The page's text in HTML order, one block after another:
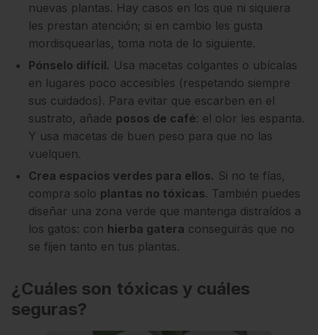
nuevas plantas. Hay casos en los que ni siquiera
les prestan atención; si en cambio les gusta
mordisquearlas, toma nota de lo siguiente.
Pónselo difícil. Usa macetas colgantes o ubícalas
en lugares poco accesibles (respetando siempre
sus cuidados). Para evitar que escarben en el
sustrato, añade posos de café: el olor les espanta.
Y usa macetas de buen peso para que no las
vuelquen.
Crea espacios verdes para ellos. Si no te fías,
compra solo plantas no tóxicas. También puedes
diseñar una zona verde que mantenga distraídos a
los gatos: con hierba gatera conseguirás que no
se fijen tanto en tus plantas.
¿Cuáles son tóxicas y cuáles
seguras?